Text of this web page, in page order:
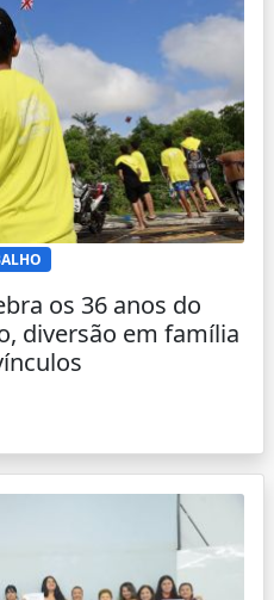
os 36 anos do
diversão em família